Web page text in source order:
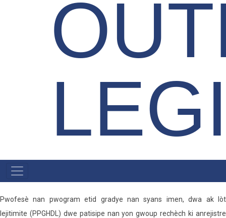
KREYÒL
AYISYEN
Pwofesè nan pwogram etid gradye nan syans imen, dwa ak lòt
lejitimite (PPGHDL) dwe patisipe nan yon gwoup rechèch ki anrejistre